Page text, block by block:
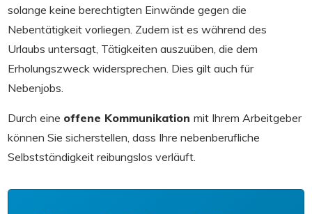
solange keine berechtigten Einwände gegen die
Nebentätigkeit vorliegen. Zudem ist es während des
Urlaubs untersagt, Tätigkeiten auszuüben, die dem
Erholungszweck widersprechen. Dies gilt auch für
Nebenjobs.
Durch eine offene Kommunikation mit Ihrem Arbeitgeber
können Sie sicherstellen, dass Ihre nebenberufliche
Selbstständigkeit reibungslos verläuft.